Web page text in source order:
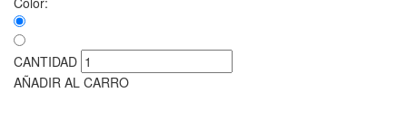
CANTIDAD
AÑADIR AL CARRO